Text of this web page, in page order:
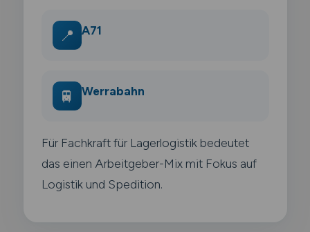
📍 A71
🚆 Werrabahn
Für Fachkraft für Lagerlogistik bedeutet
das einen Arbeitgeber-Mix mit Fokus auf
Logistik und Spedition.